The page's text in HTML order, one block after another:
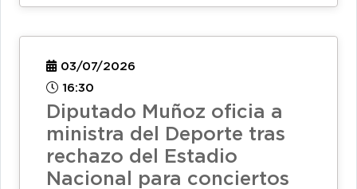
03/07/2026
16:30
Diputado Muñoz oficia a
ministra del Deporte tras
rechazo del Estadio
Nacional para conciertos